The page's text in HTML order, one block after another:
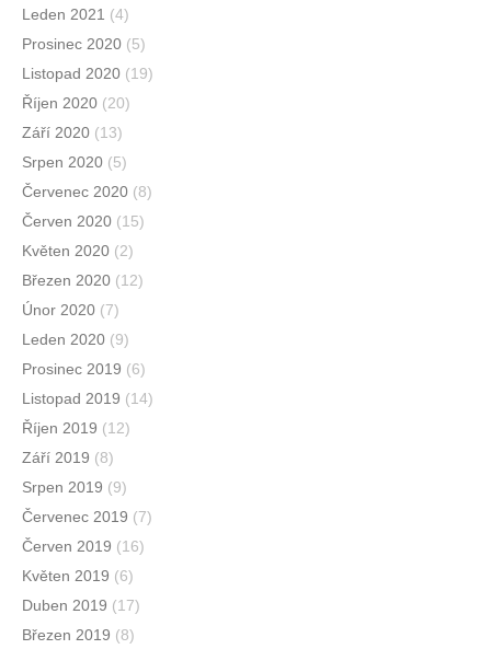
Leden 2021 (4)
Prosinec 2020 (5)
Listopad 2020 (19)
Říjen 2020 (20)
Září 2020 (13)
Srpen 2020 (5)
Červenec 2020 (8)
Červen 2020 (15)
Květen 2020 (2)
Březen 2020 (12)
Únor 2020 (7)
Leden 2020 (9)
Prosinec 2019 (6)
Listopad 2019 (14)
Říjen 2019 (12)
Září 2019 (8)
Srpen 2019 (9)
Červenec 2019 (7)
Červen 2019 (16)
Květen 2019 (6)
Duben 2019 (17)
Březen 2019 (8)